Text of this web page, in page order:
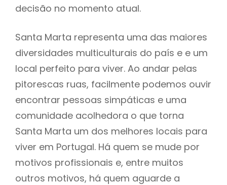
decisão no momento atual.
Santa Marta representa uma das maiores
diversidades multiculturais do país e e um
local perfeito para viver. Ao andar pelas
pitorescas ruas, facilmente podemos ouvir
encontrar pessoas simpáticas e uma
comunidade acolhedora o que torna
Santa Marta um dos melhores locais para
viver em Portugal. Há quem se mude por
motivos profissionais e, entre muitos
outros motivos, há quem aguarde a